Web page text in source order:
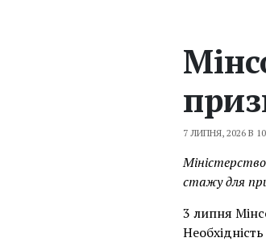
7 ЛИПНЯ, 2026 В
стажу для
3 липня